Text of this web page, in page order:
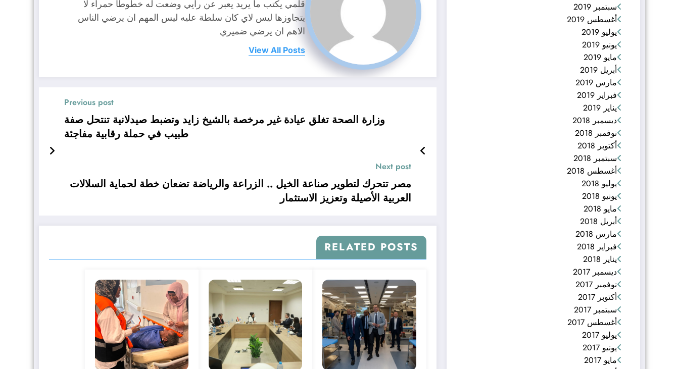
سبتمبر 2019
أغسطس 2019
يوليو 2019
يونيو 2019
مايو 2019
أبريل 2019
مارس 2019
فبراير 2019
يناير 2019
ديسمبر 2018
نوفمبر 2018
أكتوبر 2018
سبتمبر 2018
أغسطس 2018
يوليو 2018
يونيو 2018
مايو 2018
أبريل 2018
مارس 2018
فبراير 2018
يناير 2018
ديسمبر 2017
نوفمبر 2017
أكتوبر 2017
سبتمبر 2017
أغسطس 2017
يوليو 2017
يونيو 2017
مايو 2017
قلمي يكتب ما يريد يعبر عن رايي وضعت له خطوطا حمراء لا
يتجاوزها ليس لاي كان سلطة عليه ليس المهم ان يرضي الناس
الاهم ان يرضي ضميري
View All Posts
Previous post
وزارة الصحة تغلق عيادة غير مرخصة بالشيخ زايد وتضبط صيدلانية تنتحل صفة
طبيب في حملة رقابية مفاجئة
Next post
مصر تتحرك لتطوير صناعة الخيل .. الزراعة والرياضة تضعان خطة لحماية السلالات
العربية الأصيلة وتعزيز الاستثمار
RELATED POSTS